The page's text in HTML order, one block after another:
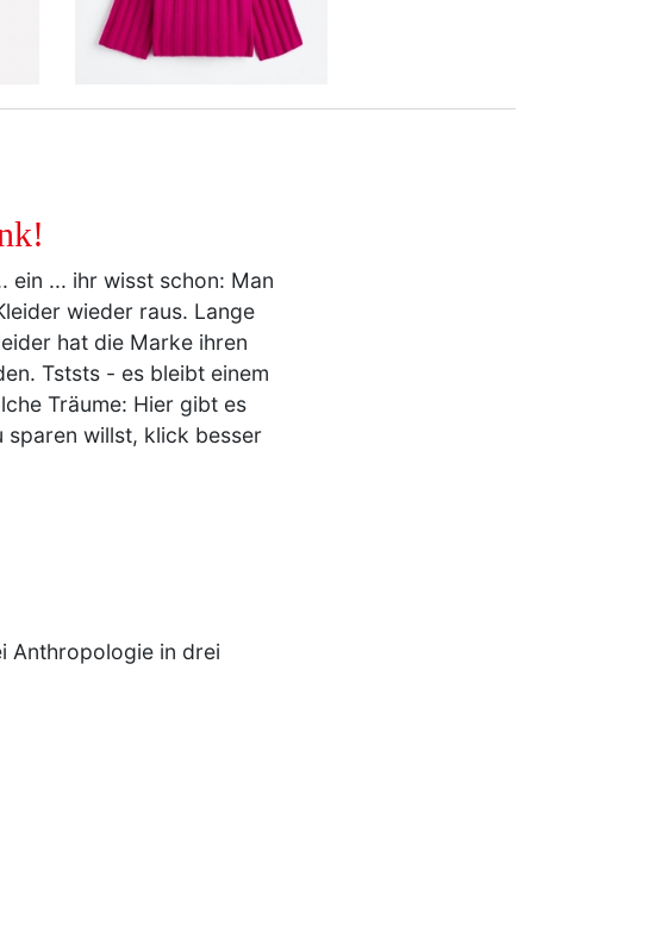
ein ... ihr wisst schon: Man
wieder raus. Lange
hat die Marke ihren
Tststs - es bleibt einem
Träume: Hier gibt es
sparen willst, klick besser
Anthropologie in drei